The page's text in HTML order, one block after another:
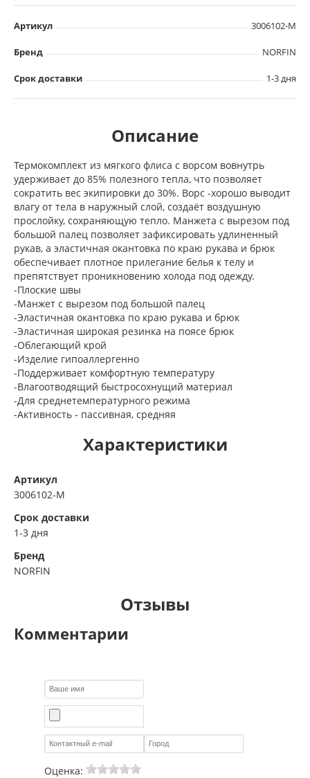
Артикул 3006102-M
Бренд NORFIN
Срок доставки 1-3 дня
Описание
Термокомплект из мягкого флиса с ворсом вовнутрь
удерживает до 85% полезного тепла, что позволяет
сократить вес экипировки до 30%. Ворс -хорошо выводит
влагу от тела в наружный слой, создаёт воздушную
прослойку, сохраняющую тепло. Манжета с вырезом под
большой палец позволяет зафиксировать удлиненный
рукав, а эластичная окантовка по краю рукава и брюк
обеспечивает плотное прилегание белья к телу и
препятствует проникновению холода под одежду.
-Плоские швы
-Манжет с вырезом под большой палец
-Эластичная окантовка по краю рукава и брюк
-Эластичная широкая резинка на поясе брюк
-Облегающий крой
-Изделие гипоаллергенно
-Поддерживает комфортную температуру
-Влагоотводящий быстросохнущий материал
-Для среднетемпературного режима
-Активность - пассивная, средняя
Характеристики
Артикул
3006102-M
Срок доставки
1-3 дня
Бренд
NORFIN
Отзывы
Комментарии
Оценка: